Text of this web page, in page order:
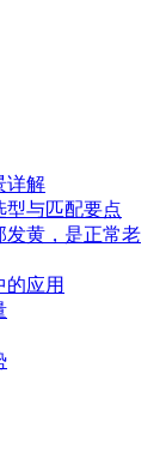
详解
型与匹配要点
发黄，是正常老
应用